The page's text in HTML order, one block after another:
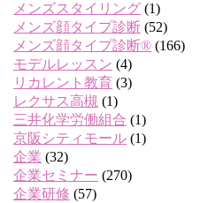
メンズスタイリング (1)
メンズ顔タイプ診断 (52)
メンズ顔タイプ診断® (166)
モデルレッスン (4)
リカレント教育 (3)
レクサス高槻 (1)
三井化学労働組合 (1)
京阪シティモール (1)
企業 (32)
企業セミナー (270)
企業研修 (57)